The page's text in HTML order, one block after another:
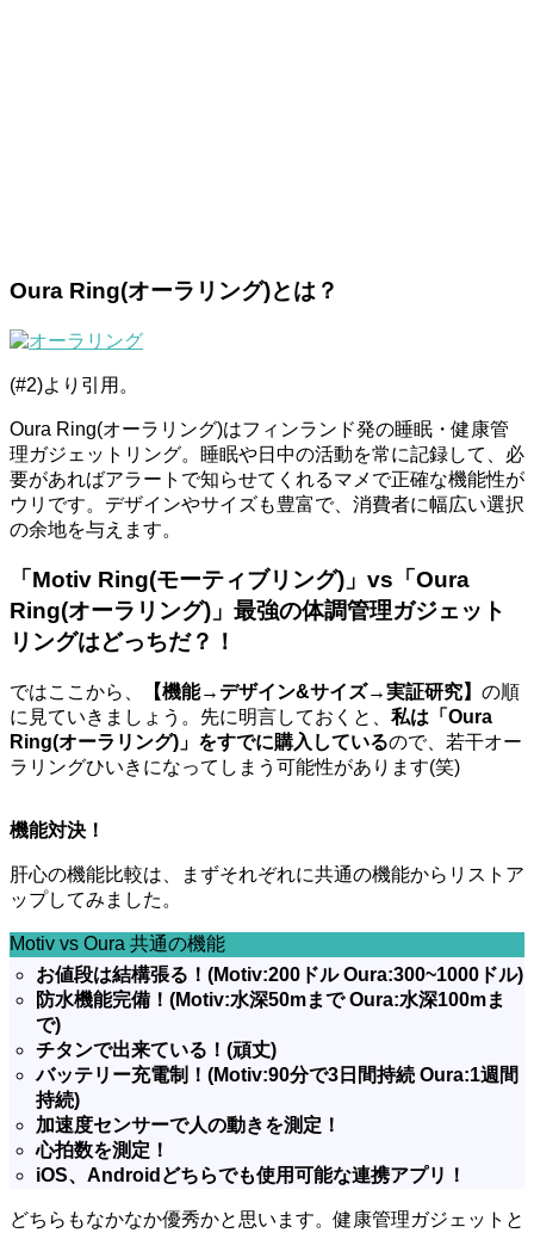
Oura Ring(オーラリング)とは？
(#2)より引用。
Oura Ring(オーラリング)はフィンランド発の睡眠・健康管
理ガジェットリング。睡眠や日中の活動を常に記録して、必
要があればアラートで知らせてくれるマメで正確な機能性が
ウリです。デザインやサイズも豊富で、消費者に幅広い選択
の余地を与えます。
「Motiv Ring(モーティブリング)」vs「Oura
Ring(オーラリング)」最強の体調管理ガジェット
リングはどっちだ？！
ではここから、 【機能→デザイン&サイズ→実証研究】 の順
に見ていきましょう。先に明言しておくと、 私は「Oura
Ring(オーラリング)」をすでに購入しているので、若干オー
ラリングひいきになってしまう可能性があります(笑)
機能対決！
肝心の機能比較は、まずそれぞれに共通の機能からリストア
ップしてみました。
Motiv vs Oura 共通の機能
お値段は結構張る！(Motiv:200ドル Oura:300~1000ドル)
防水機能完備！(Motiv:水深50mまで Oura:水深100mま
で)
チタンで出来ている！(頑丈)
バッテリー充電制！(Motiv:90分で3日間持続 Oura:1週間
持続)
加速度センサーで人の動きを測定！
心拍数を測定！
iOS、Androidどちらでも使用可能な連携アプリ！
どちらもなかなか優秀かと思います。健康管理ガジェットと